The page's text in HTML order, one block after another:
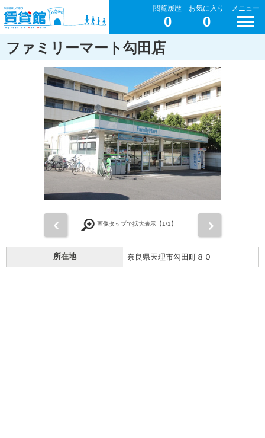
閲覧履歴
0
お気に入り
0
メニュー
ファミリーマート勾田店
画像タップで拡大表示【1/1】
所在地 奈良県天理市勾田町８０